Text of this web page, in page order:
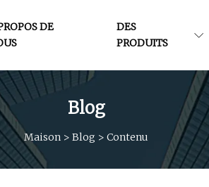
DE
DES
PRODUITS
Blog
Maison > Blog > Contenu